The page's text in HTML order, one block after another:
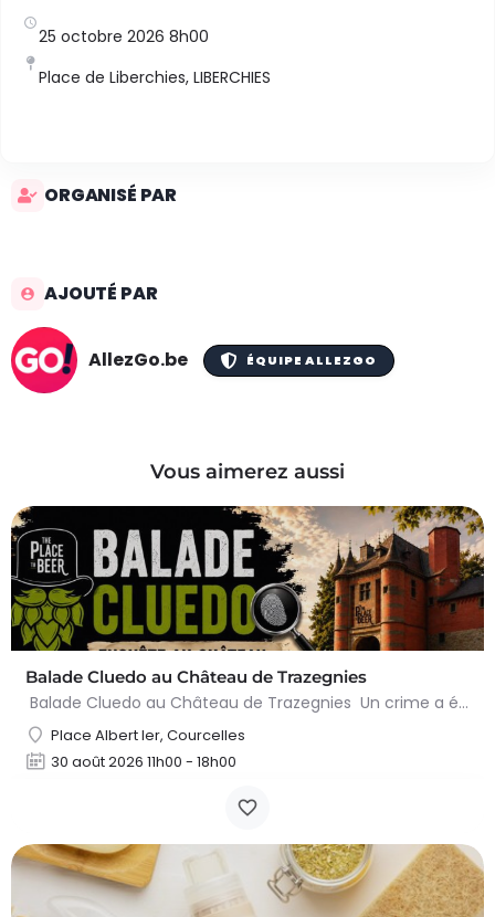
25 octobre 2026 8h00
Place de Liberchies, LIBERCHIES
ORGANISÉ PAR
AJOUTÉ PAR
AllezGo.be ÉQUIPE ALLEZGO
Vous aimerez aussi
Balade Cluedo au Château de Trazegnies
Balade Cluedo au Château de Trazegnies Un crime a été commis au Château de Trazegnies… À vous de résoudre…
Place Albert Ier, Courcelles
30 août 2026 11h00 - 18h00